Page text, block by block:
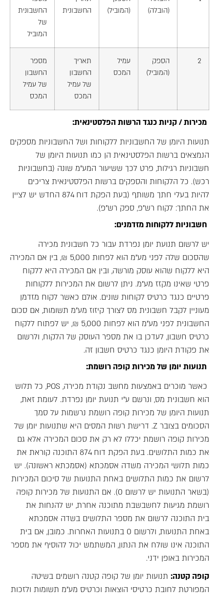
(הובלה)
(המוביל)
החשבונית
החשבונית
של
המוביל
2
הספק
(המוביל)
עמיל
המכס
תאריך
החשבון
של עמיל
המכס
מספר
החשבון
של עמיל
המכס
מכירות / קניות כנגד הרשות הפלסטינאית:
תנועות היומן של החשבוניות ללקוחות ושל החשבוניות מספקים
הנמצאים ברשות הפלסטינאית הן כמו תנועות היומן של
חשבוניות רגילות, פרט לכך ששיעור המע"מ שונה (בחשבוניות
רכש). כל הלקוחות והספקים ברשות הפלסטינאית צריכים
להיות בעלי חתך משותף (בעת הפקת דוח 874 החדש יש לציין
את החתך: לקוח רש"פ, ספק רש"פ).
חשבוניות ללקוחות מזדמנים:
יש לרשום תנועת יומן נפרדת עבור כל חשבונית מכירה
שהסכום שלה לפני מע"מ הוא לפחות 5,000 ₪, בין אם המכירה
היא ללקוח שהוא עוסק מורשה, ובין אם המכירה היא ללקוח
פרטי שאינו מקזז מע"מ. ניתן לרשום את המכירות ללקוחות
פרטיים כנגד כרטיס לקוחות שונים. אולם כאשר לקוח מזדמן
מעוניין לקבל חשבונית מס לצורך קיזוז מע"מ תשומות, אם סכום
החשבונית לפני מע"מ הוא לפחות 5,000 ₪, יש לפתוח ללקוח
כרטיס חשבון, לעדכן בו את מספר העוסק של הלקוח, ולרשום
את פקודת היומן כנגד כרטיס חשבון זה.
תנועות יומן של מכירות קופה רושמת:
כאשר מוכרים באמצעות מחשב נקודת מכירה, POS, כל תלוש
הוא חשבונית מס, ונרשם ע"י תנועת יומן נפרדת. לעומת זאת,
תנועות היומן של מכירות קופה רושמת נרשמות על סמך
הסכומים בצובר Z. דרישת רשות המסים היא שתנועות יומן של
מכירות קופה רושמת יכללו לא רק את סכום המכירה אלא גם
את כמות התלושים. בעת הפקת דוח 874 התוכנה קוראת את
כמות תלושי המכירה משדה אסמכתא (אסמכתא ראשונה). יש
לרשום את כמות התלושים באחת התנועות של סיכום המכירות
(בשאר התנועות יש לרשום 0). אם התנועות של מכירות קופה
רושמת מגיעות לחשבשבת מתוכנה אחרת, יש להנחות את
בית התוכנה לרשום את מספר התלושים בשדה אסמכתא
באחת התנועות, ולרשום 0 בתנועות האחרות. כמובן, אם בית
התוכנה אינו שולח את הנתון, המשתמש יכול להוסיף את מספר
המכירות באופן ידני.
קופה קטנה: תנועות יומן של קופה קטנה רושמים בשיטה
המפורטת לחובת כרטיסי הוצאות וכרטיס מע"מ תשומות ולזכות